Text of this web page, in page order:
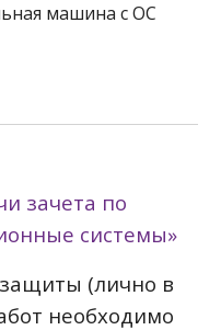
машина с ОС
зачета по
системы»
(лично в
необходимо